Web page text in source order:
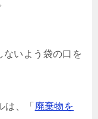
ないよう袋の口を
は、「 廃棄物を